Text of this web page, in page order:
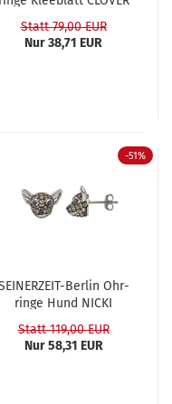
Statt 79,00 EUR
Nur 38,71 EUR
-51%
​​Ber­lin Ohr­
rin­ge Hund NICKI
Statt 119,00 EUR
Nur 58,31 EUR